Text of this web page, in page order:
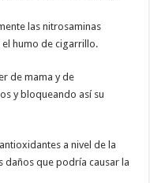
las nitrosaminas
humo de cigarrillo.
de mama y de
y bloqueando así su
a nivel de la
daños que podría causar la